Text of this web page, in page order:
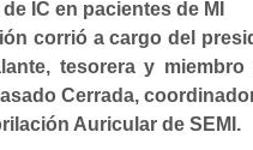
IC en pacientes de MI
corrió a cargo del
tesorera y
Cerrada,
Auricular de SEMI.